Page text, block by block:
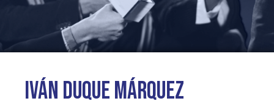
Iván Duque Márquez